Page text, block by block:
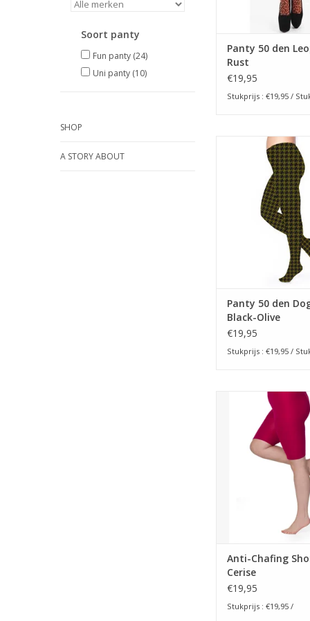
Soort panty
Fun panty (24)
Uni panty (10)
SHOP
A STORY ABOUT
garen. D
TOEVOEGEN AAN
Panty 50 den
Rust
€19,95
Stukprijs : €19,95 /
50 Denier Panty
Dogtooth, is de
echt ruim valt.
bovenbenen is
Het zitvlak is
Het kruisje is
katoen. De panty is
voor lange
gebruik wordt
garen.
Panty 50 den
Black-Olive
€19,95
Stukprijs : €19,95 /
Panty short 90 denier
Chafing Shorts
Kort broekje tegen
tussen de
De Anti Schuur
van Pamela Mann.
voorkomt het
hoge kwalit
TOEVOEGEN AAN
Anti-Chafing
Cerise
€19,95
Stukprijs : €19,95 /